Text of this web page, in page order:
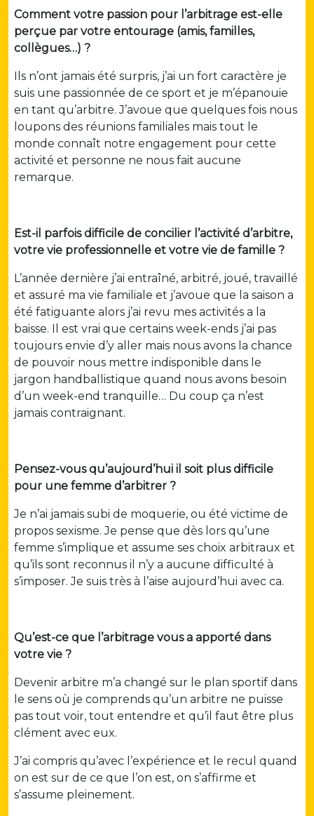
Comment votre passion pour l’arbitrage est-elle
perçue par votre entourage (amis, familles,
collègues…) ?
Ils n’ont jamais été surpris, j’ai un fort caractère je
suis une passionnée de ce sport et je m’épanouie
en tant qu’arbitre. J’avoue que quelques fois nous
loupons des réunions familiales mais tout le
monde connaît notre engagement pour cette
activité et personne ne nous fait aucune
remarque.
Est-il parfois difficile de concilier l’activité d’arbitre,
votre vie professionnelle et votre vie de famille ?
L’année dernière j’ai entraîné, arbitré, joué, travaillé
et assuré ma vie familiale et j’avoue que la saison a
été fatiguante alors j’ai revu mes activités a la
baisse. Il est vrai que certains week-ends j’ai pas
toujours envie d’y aller mais nous avons la chance
de pouvoir nous mettre indisponible dans le
jargon handballistique quand nous avons besoin
d’un week-end tranquille… Du coup ça n’est
jamais contraignant.
Pensez-vous qu’aujourd’hui il soit plus difficile
pour une femme d’arbitrer ?
Je n’ai jamais subi de moquerie, ou été victime de
propos sexisme. Je pense que dès lors qu’une
femme s’implique et assume ses choix arbitraux et
qu’ils sont reconnus il n’y a aucune difficulté à
s’imposer. Je suis très à l’aise aujourd’hui avec ca.
Qu’est-ce que l’arbitrage vous a apporté dans
votre vie ?
Devenir arbitre m’a changé sur le plan sportif dans
le sens où je comprends qu’un arbitre ne puisse
pas tout voir, tout entendre et qu’il faut être plus
clément avec eux.
J’ai compris qu’avec l’expérience et le recul quand
on est sur de ce que l’on est, on s’affirme et
s’assume pleinement.